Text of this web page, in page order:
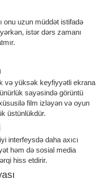
onu uzun müddət istifadə
istər dərs zamanı
və yüksək keyfiyyətli ekrana
sayəsində görüntü
film izləyən və oyun
üstünlükdür.
interfeysdə daha axıcı
həm də sosial media
hiss etdirir.